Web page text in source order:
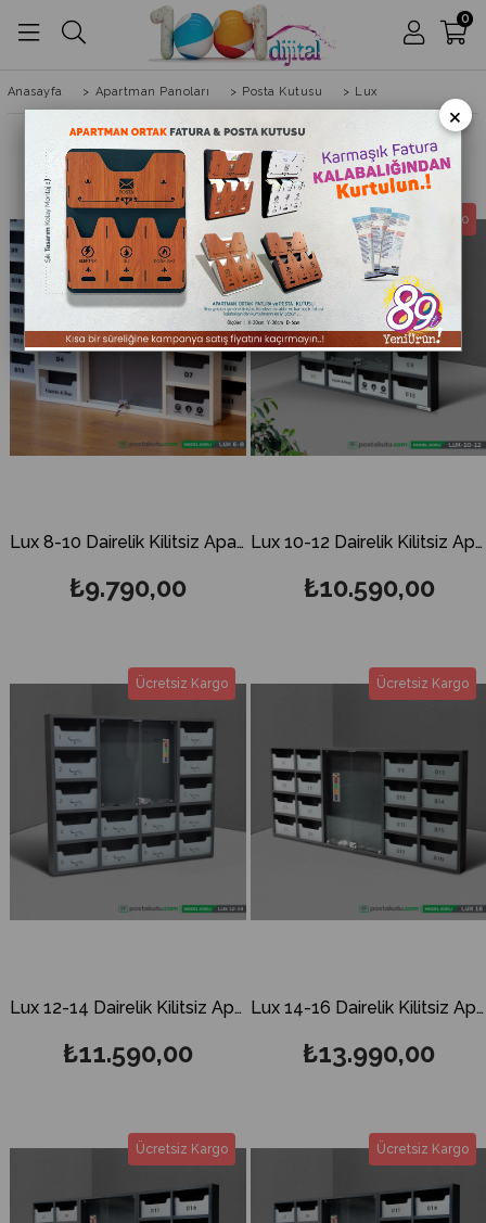
0
Anasayfa > Apartman Panoları > Posta Kutusu > Lux
Lux 8-10 Dairelik Kilitsiz Apartman İlan Panosu ve Posta Kutusu
₺9.790,00
Ücretsiz Kargo
Lux 10-12 Dairelik Kilitsiz Apartman İlan Panosu ve Posta Kutusu
₺10.590,00
Ücretsiz Kargo
Lux 12-14 Dairelik Kilitsiz Apartman İlan Panosu ve Posta Kutusu
₺11.590,00
Ücretsiz Kargo
Lux 14-16 Dairelik Kilitsiz Apartman İlan Panosu ve Posta Kutusu
₺13.990,00
Ücretsiz Kargo
Ücretsiz Kargo Ücretsiz Kargo
×